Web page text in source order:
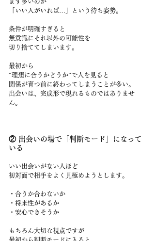
「いい人がいれば…」という待ち姿勢。
条件が明確すぎると
無意識にそれ以外の可能性を
切り捨ててしまいます。
最初から
“理想に合うかどうか”で人を見ると
関係が育つ前に終わってしまうことが多い。
出会いは、完成形で現れるものではありませ
ん。
② 出会いの場で「判断モード」になって
いる
いい出会いがない人ほど
初対面で相手をよく見極めようとします。
・合うか合わないか
・将来性があるか
・安心できそうか
もちろん大切な視点ですが
最初から判断モードに入ると